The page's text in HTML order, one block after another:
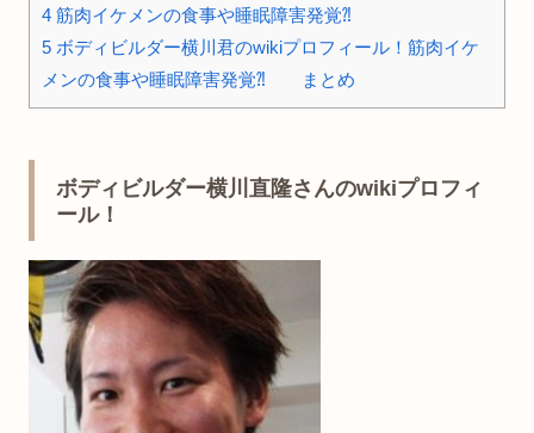
4 筋肉イケメンの食事や睡眠障害発覚⁈
5 ボディビルダー横川君のwikiプロフィール！筋肉イケ
メンの食事や睡眠障害発覚⁈ まとめ
ボディビルダー横川直隆さんのwikiプロフィ
ール！